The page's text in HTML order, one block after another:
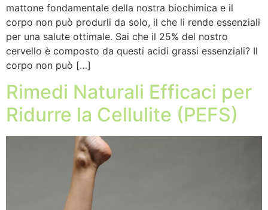
mattone fondamentale della nostra biochimica e il
corpo non può produrli da solo, il che li rende essenziali
per una salute ottimale. Sai che il 25% del nostro
cervello è composto da questi acidi grassi essenziali? Il
corpo non può […]
Rimedi Naturali Efficaci per
Ridurre la Cellulite (PEFS)